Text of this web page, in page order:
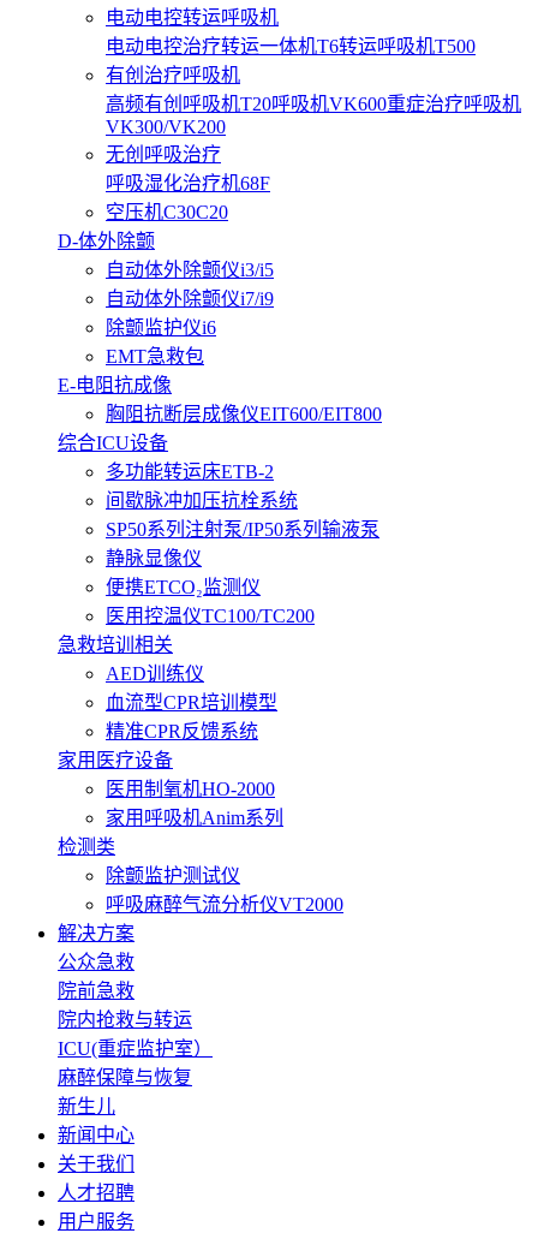
电动电控转运呼吸机
电动电控治疗转运一体机T6转运呼吸机T500
有创治疗呼吸机
高频有创呼吸机T20呼吸机VK600重症治疗呼吸机
VK300/VK200
无创呼吸治疗
呼吸湿化治疗机68F
空压机C30C20
D-体外除颤
自动体外除颤仪i3/i5
自动体外除颤仪i7/i9
除颤监护仪i6
EMT急救包
E-电阻抗成像
胸阻抗断层成像仪EIT600/EIT800
综合ICU设备
多功能转运床ETB-2
间歇脉冲加压抗栓系统
SP50系列注射泵/IP50系列输液泵
静脉显像仪
便携ETCO₂监测仪
医用控温仪TC100/TC200
急救培训相关
AED训练仪
血流型CPR培训模型
精准CPR反馈系统
家用医疗设备
医用制氧机HO-2000
家用呼吸机Anim系列
检测类
除颤监护测试仪
呼吸麻醉气流分析仪VT2000
解决方案
公众急救
院前急救
院内抢救与转运
ICU(重症监护室）
麻醉保障与恢复
新生儿
新闻中心
关于我们
人才招聘
用户服务